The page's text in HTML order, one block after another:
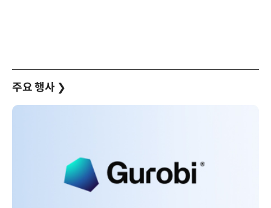
주요 행사 ❯